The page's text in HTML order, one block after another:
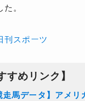
。
刊スポーツ
すめリンク】
走馬データ】アメ